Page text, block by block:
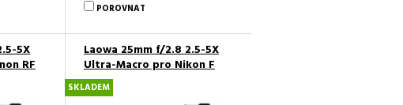
POROVNAT
5X
RF
Laowa 25mm f/2.8 2.5-5X
Ultra-Macro pro Nikon F
SKLADEM